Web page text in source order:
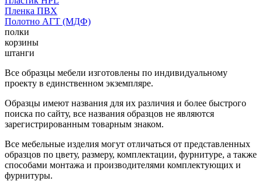
Пленка ПВХ
Полотно АГТ (МДФ)
полки
корзины
штанги
Все образцы мебели изготовлены по индивидуальному
проекту в единственном экземпляре.
Образцы имеют названия для их различия и более быстрого
поиска по сайту, все названия образцов не являются
зарегистрированным товарным знаком.
Все мебельные изделия могут отличаться от представленных
образцов по цвету, размеру, комплектации, фурнитуре, а также
способами монтажа и производителями комплектующих и
фурнитуры.